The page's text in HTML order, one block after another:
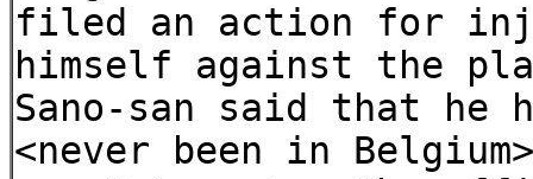
filed an action for
himself against the
Sano-san said that he
<never been in